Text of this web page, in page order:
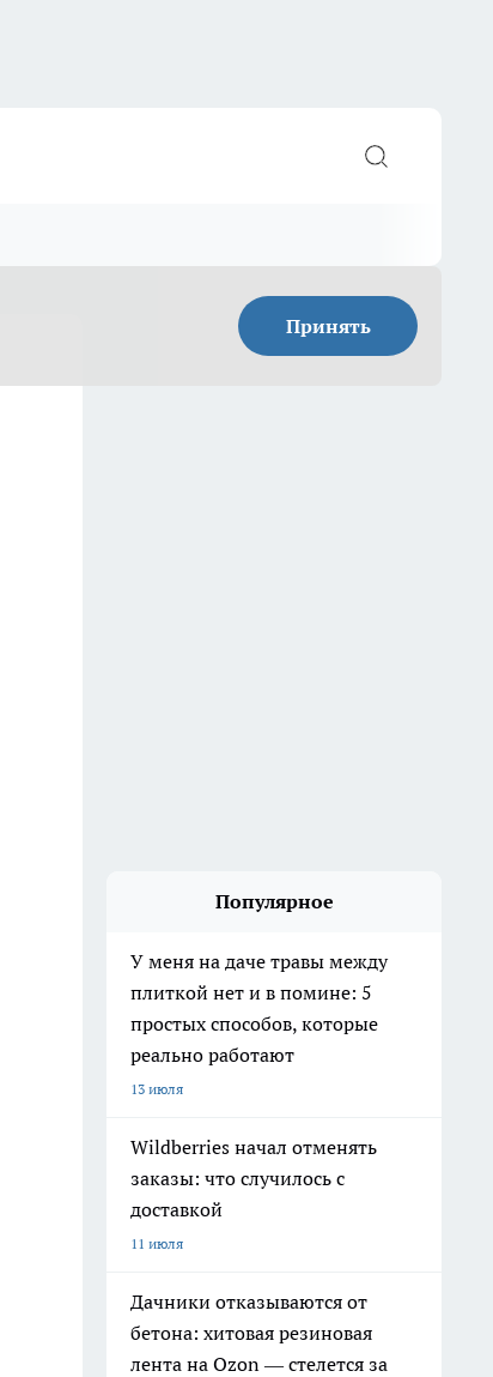
Принять
Популярное
У меня на даче травы между
плиткой нет и в помине: 5
простых способов, которые
реально работают
13 июля
Wildberries начал отменять
заказы: что случилось с
доставкой
11 июля
Дачники отказываются от
бетона: хитовая резиновая
лента на Ozon — стелется за